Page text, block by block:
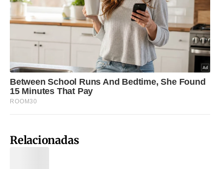
Relacionadas